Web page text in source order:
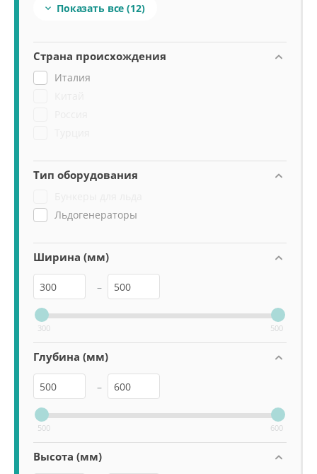
Viatto
 Показать все (12)
Страна происхождения
Италия
Тип оборудования
Льдогенераторы
Ширина (мм)
–
300 500
Глубина (мм)
–
500 600
Высота (мм)